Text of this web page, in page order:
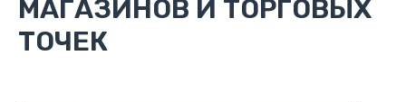
МАГАЗИНОВ И ТОРГОВЫХ
ТОЧЕК